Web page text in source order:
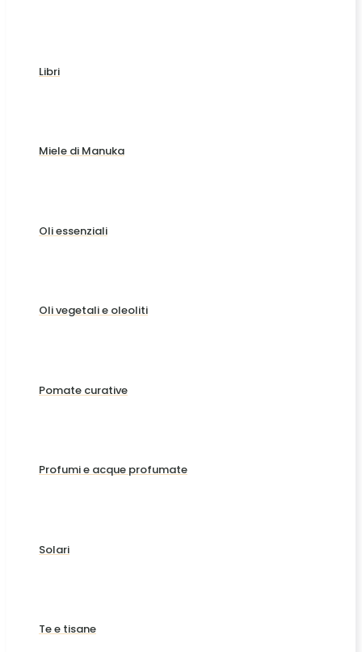
Libri
Miele di Manuka
Oli essenziali
Oli vegetali e oleoliti
Pomate curative
Profumi e acque profumate
Solari
Te e tisane